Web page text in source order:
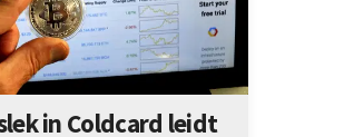
in Coldcard leidt